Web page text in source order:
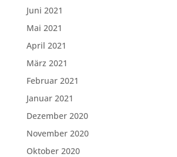
Juni 2021
Mai 2021
April 2021
März 2021
Februar 2021
Januar 2021
Dezember 2020
November 2020
Oktober 2020